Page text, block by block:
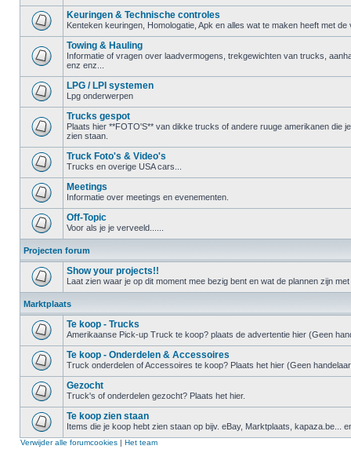
Keuringen & Technische controles
Kenteken keuringen, Homologatie, Apk en alles wat te maken heeft met
Towing & Hauling
Informatie of vragen over laadvermogens, trekgewichten van trucks,
enz enz...
LPG / LPI systemen
Lpg onderwerpen
Trucks gespot
Plaats hier **FOTO'S** van dikke trucks of andere ruuge amerikanen die
zien staan.
Truck Foto's & Video's
Trucks en overige USA cars...
Meetings
Informatie over meetings en evenementen.
Off-Topic
Voor als je je verveeld......
Projecten forum
Show your projects!!
Laat zien waar je op dit moment mee bezig bent en wat de plannen zijn
Marktplaats
Te koop - Trucks
Amerikaanse Pick-up Truck te koop? plaats de advertentie hier (Geen
Te koop - Onderdelen & Accessoires
Truck onderdelen of Accessoires te koop? Plaats het hier (Geen
Gezocht
Truck's of onderdelen gezocht? Plaats het hier.
Te koop zien staan
Items die je koop hebt zien staan op bijv. eBay, Marktplaats, kapaza.be...
Verwijder alle forumcookies | Het team